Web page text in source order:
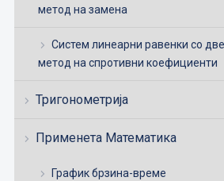
метод на замена
Систем линеарни равенки со
метод на спротивни коефициенти
Тригонометрија
Применета Математика
График брзина-време